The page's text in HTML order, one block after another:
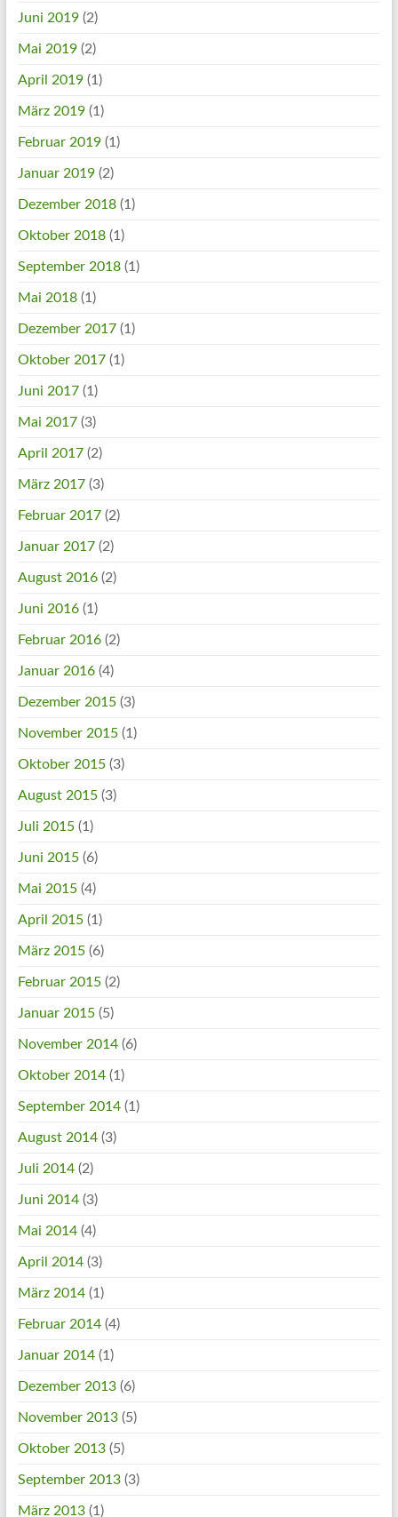
Juni 2019(2)
Mai 2019(2)
April 2019(1)
März 2019(1)
Februar 2019(1)
Januar 2019(2)
Dezember 2018(1)
Oktober 2018(1)
September 2018(1)
Mai 2018(1)
Dezember 2017(1)
Oktober 2017(1)
Juni 2017(1)
Mai 2017(3)
April 2017(2)
März 2017(3)
Februar 2017(2)
Januar 2017(2)
August 2016(2)
Juni 2016(1)
Februar 2016(2)
Januar 2016(4)
Dezember 2015(3)
November 2015(1)
Oktober 2015(3)
August 2015(3)
Juli 2015(1)
Juni 2015(6)
Mai 2015(4)
April 2015(1)
März 2015(6)
Februar 2015(2)
Januar 2015(5)
November 2014(6)
Oktober 2014(1)
September 2014(1)
August 2014(3)
Juli 2014(2)
Juni 2014(3)
Mai 2014(4)
April 2014(3)
März 2014(1)
Februar 2014(4)
Januar 2014(1)
Dezember 2013(6)
November 2013(5)
Oktober 2013(5)
September 2013(3)
März 2013(1)